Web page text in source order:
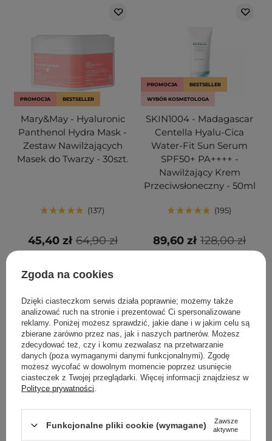
PROMOCJA BESTSELLER
Mary&May - Hyaluronic
Panthenol Hydra Mask -
Zestaw Nawilżających
Masek do Twarzy - 30szt.
137
64,90 zł
45,40 zł
DODAJ DO KOSZYKA
PROMOCJA BESTSELLER
WYBÓR KOSMETOLOGA
SKIN1004 - Madagascar
Centella Hyalu-Cica
Water-Fit Sun Serum
SPF50+ PA++++ -
Nawilżający Krem
Przeciwsłoneczny - 50ml
195
128,00 zł
89,60 zł
PROMOCJA
Aestura - Atobarrier 365
Anua - Heartleaf
Zgoda na cookies
Dzięki ciasteczkom serwis działa poprawnie; możemy także
analizować ruch na stronie i prezentować Ci spersonalizowane
reklamy. Poniżej możesz sprawdzić, jakie dane i w jakim celu są
zbierane zarówno przez nas, jak i naszych partnerów. Możesz
zdecydować też, czy i komu zezwalasz na przetwarzanie
danych (poza wymaganymi danymi funkcjonalnymi). Zgodę
możesz wycofać w dowolnym momencie poprzez usunięcie
ciasteczek z Twojej przeglądarki. Więcej informacji znajdziesz w
Polityce prywatności
Funkcjonalne pliki cookie (wymagane)
Zawsze
aktywne